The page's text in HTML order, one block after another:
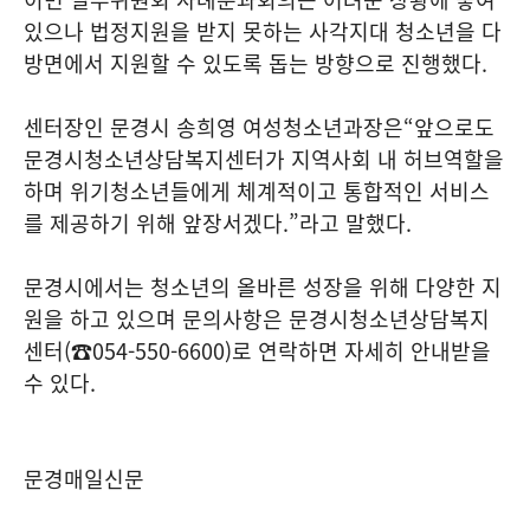
있으나 법정지원을 받지 못하는 사각지대 청소년을 다
방면에서 지원할 수 있도록 돕는 방향으로 진행했다.
센터장인 문경시 송희영 여성청소년과장은“앞으로도
문경시청소년상담복지센터가 지역사회 내 허브역할을
하며 위기청소년들에게 체계적이고 통합적인 서비스
를 제공하기 위해 앞장서겠다.”라고 말했다.
문경시에서는 청소년의 올바른 성장을 위해 다양한 지
원을 하고 있으며 문의사항은 문경시청소년상담복지
센터(☎054-550-6600)로 연락하면 자세히 안내받을
수 있다.
문경매일신문